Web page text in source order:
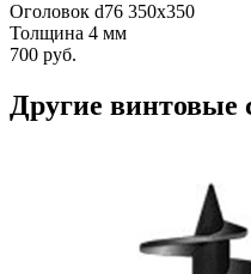
Оголовок d76 350х350
Толщина 4 мм
700 руб.
Другие винтовые